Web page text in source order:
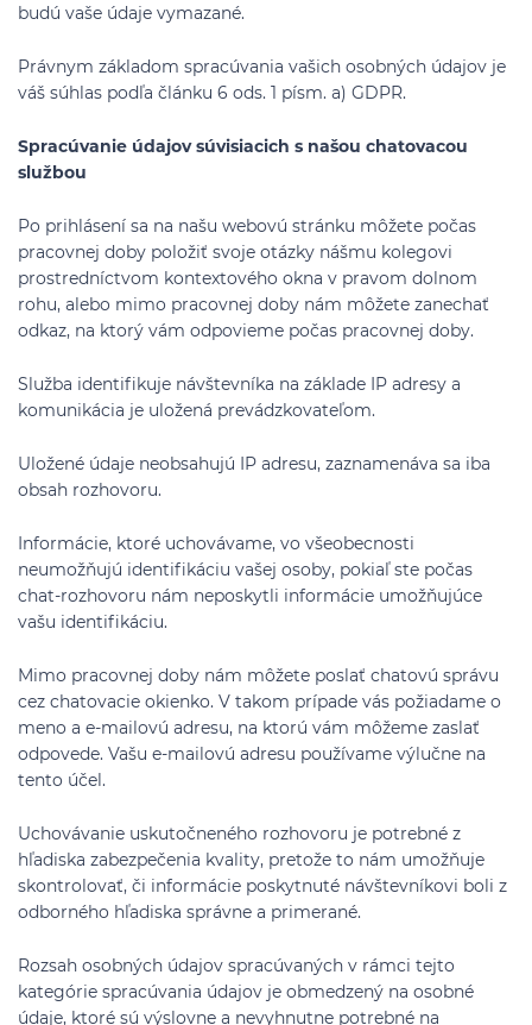
budú vaše údaje vymazané.
Právnym základom spracúvania vašich osobných údajov je
váš súhlas podľa článku 6 ods. 1 písm. a) GDPR.
Spracúvanie údajov súvisiacich s našou chatovacou
službou
Po prihlásení sa na našu webovú stránku môžete počas
pracovnej doby položiť svoje otázky nášmu kolegovi
prostredníctvom kontextového okna v pravom dolnom
rohu, alebo mimo pracovnej doby nám môžete zanechať
odkaz, na ktorý vám odpovieme počas pracovnej doby.
Služba identifikuje návštevníka na základe IP adresy a
komunikácia je uložená prevádzkovateľom.
Uložené údaje neobsahujú IP adresu, zaznamenáva sa iba
obsah rozhovoru.
Informácie, ktoré uchovávame, vo všeobecnosti
neumožňujú identifikáciu vašej osoby, pokiaľ ste počas
chat-rozhovoru nám neposkytli informácie umožňujúce
vašu identifikáciu.
Mimo pracovnej doby nám môžete poslať chatovú správu
cez chatovacie okienko. V takom prípade vás požiadame o
meno a e-mailovú adresu, na ktorú vám môžeme zaslať
odpovede. Vašu e-mailovú adresu používame výlučne na
tento účel.
Uchovávanie uskutočneného rozhovoru je potrebné z
hľadiska zabezpečenia kvality, pretože to nám umožňuje
skontrolovať, či informácie poskytnuté návštevníkovi boli z
odborného hľadiska správne a primerané.
Rozsah osobných údajov spracúvaných v rámci tejto
kategórie spracúvania údajov je obmedzený na osobné
údaje, ktoré sú výslovne a nevyhnutne potrebné na